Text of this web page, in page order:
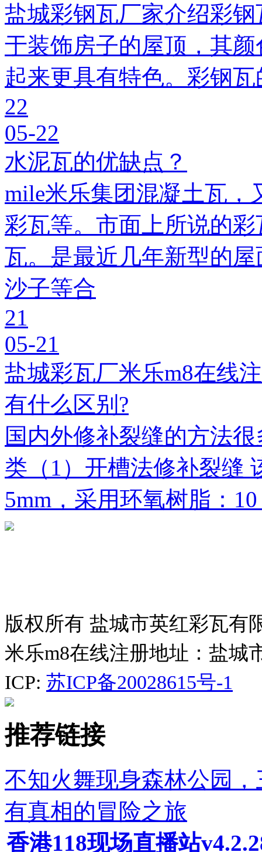
盐城彩钢瓦厂家介绍彩
于装饰房子的屋顶，其
起来更具有特色。彩钢
22
05-22
水泥瓦的优缺点？
mile米乐集团混凝土瓦，
彩瓦等。市面上所说的
瓦。是最近几年新型的
沙子等合
21
05-21
盐城彩瓦厂米乐m8在线
有什么区别?
国内外修补裂缝的方法
类（1）开槽法修补裂缝
5mm，采用环氧树脂：
版权所有 盐城市英红彩瓦有
米乐m8在线注册地址：盐城
ICP: 苏ICP备20028615号-1
推荐链接
不知火舞现身森林公园
有真相的冒险之旅
香港118现场直播站